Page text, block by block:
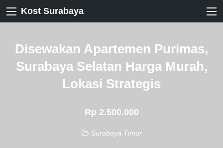
Kost Surabaya
Disewakan Apartemen Purimas,
Surabaya Selatan Harga Murah,
Lokasi Strategis
Rp 2.500.000
Surabaya Timur